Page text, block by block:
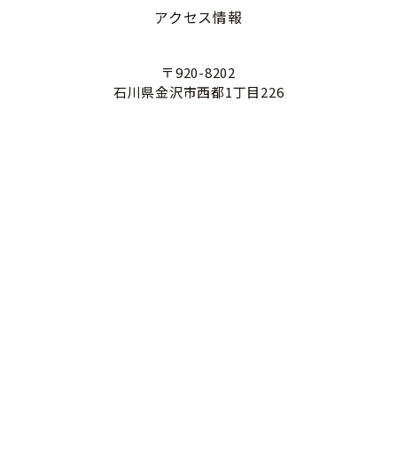
アクセス情報
〒920-8202
石川県金沢市西都1丁目226